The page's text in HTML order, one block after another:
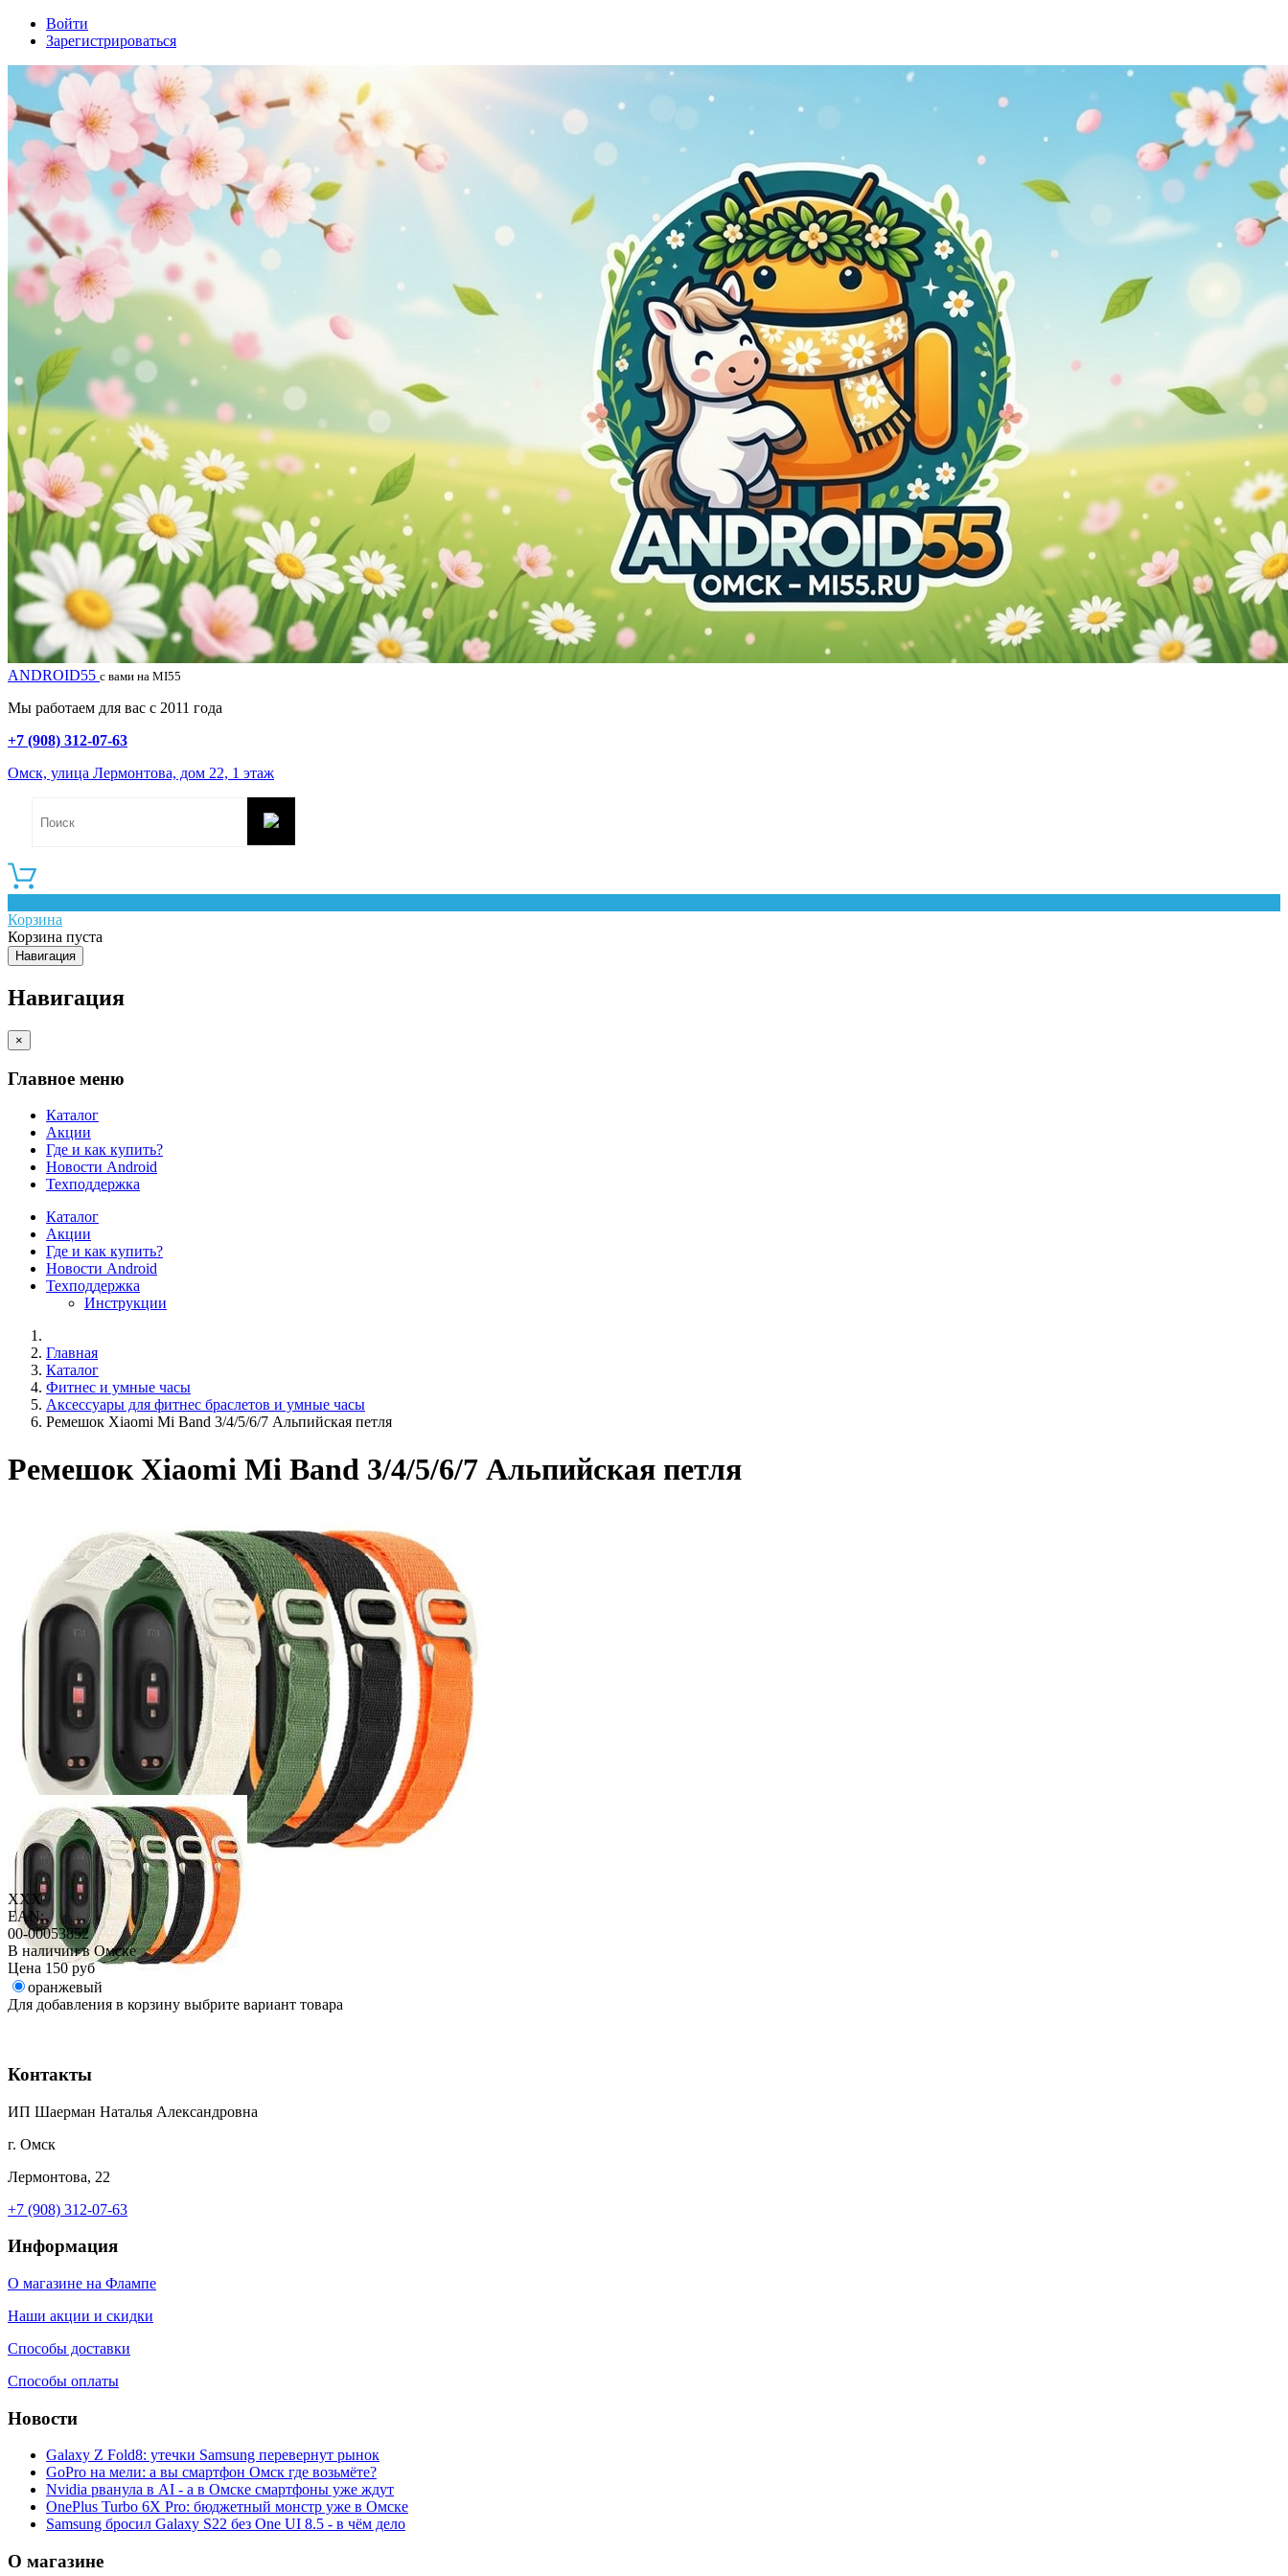
Войти
Зарегистрироваться
ANDROID55 с вами на MI55
Мы работаем для вас с 2011 года
+7 (908) 312-07-63
Омск, улица Лермонтова, дом 22, 1 этаж
Корзина
Корзина пуста
Навигация
Навигация
×
Главное меню
Каталог
Акции
Где и как купить?
Новости Android
Техподдержка
Каталог
Акции
Где и как купить?
Новости Android
Техподдержка
Инструкции
Главная
Каталог
Фитнес и умные часы
Аксессуары для фитнес браслетов и умные часы
Ремешок Xiaomi Mi Band 3/4/5/6/7 Альпийская петля
Ремешок Xiaomi Mi Band 3/4/5/6/7 Альпийская петля
XXX
EAN:
00-00053852
В наличии в Омске
Цена 150 руб
оранжевый
Для добавления в корзину выбрите вариант товара
Контакты
ИП Шаерман Наталья Александровна
г. Омск
Лермонтова, 22
+7 (908) 312-07-63
Информация
О магазине на Флампе
Наши акции и скидки
Способы доставки
Способы оплаты
Новости
Galaxy Z Fold8: утечки Samsung перевернут рынок
GoPro на мели: а вы смартфон Омск где возьмёте?
Nvidia рванула в AI - а в Омске смартфоны уже ждут
OnePlus Turbo 6X Pro: бюджетный монстр уже в Омске
Samsung бросил Galaxy S22 без One UI 8.5 - в чём дело
О магазине